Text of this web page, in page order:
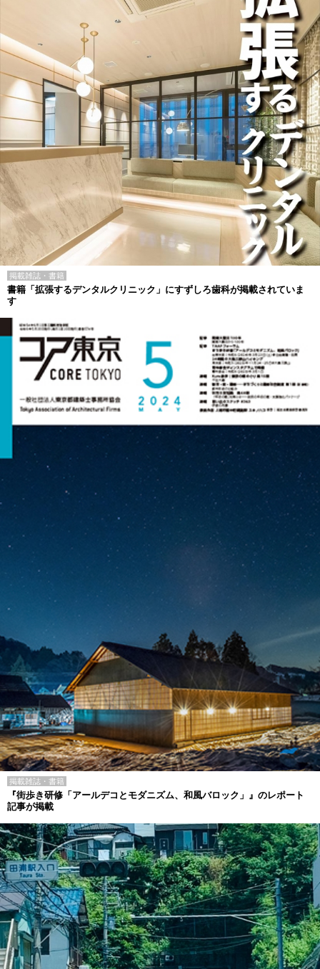
掲載雑誌・書籍
書籍「拡張するデンタルクリニック」にすずしろ歯科が掲載されていま
す
掲載雑誌・書籍
『街歩き研修「アールデコとモダニズム、和風バロック」』のレポート
記事が掲載